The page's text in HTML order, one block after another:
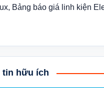
Bảng báo giá linh kiện
tin hữu ích